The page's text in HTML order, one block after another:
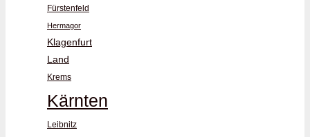
Fürstenfeld
Hermagor
Klagenfurt
Land
Krems
Kärnten
Leibnitz